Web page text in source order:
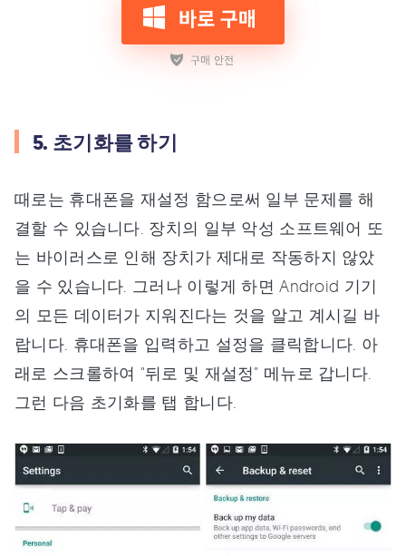
5. 초기화를 하기
때로는 휴대폰을 재설정 함으로써 일부 문제를 해
결할 수 있습니다. 장치의 일부 악성 소프트웨어 또
는 바이러스로 인해 장치가 제대로 작동하지 않았
을 수 있습니다. 그러나 이렇게 하면 Android 기기
의 모든 데이터가 지워진다는 것을 알고 계시길 바
랍니다. 휴대폰을 입력하고 설정을 클릭합니다. 아
래로 스크롤하여 "뒤로 및 재설정" 메뉴로 갑니다.
그런 다음 초기화를 탭 합니다.